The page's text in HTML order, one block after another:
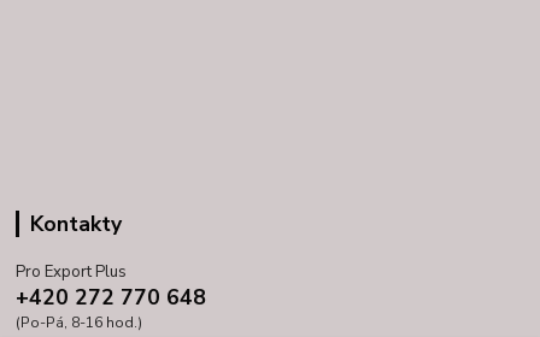
Kontakty
Pro Export Plus
+420 272 770 648
(Po-Pá, 8-16 hod.)